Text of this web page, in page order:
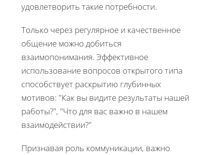
удовлетворить такие потребности.
Только через регулярное и качественное
общение можно добиться
взаимопонимания. Эффективное
использование вопросов открытого типа
способствует раскрытию глубинных
мотивов: "Как вы видите результаты нашей
работы?", "Что для вас важно в нашем
взаимодействии?"
Признавая роль коммуникации, важно